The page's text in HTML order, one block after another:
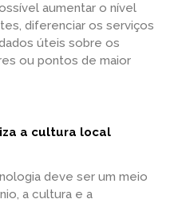
aumentar o nível
diferenciar os serviços
úteis sobre os
ou pontos de maior
a cultura local
deve ser um meio
a cultura e a